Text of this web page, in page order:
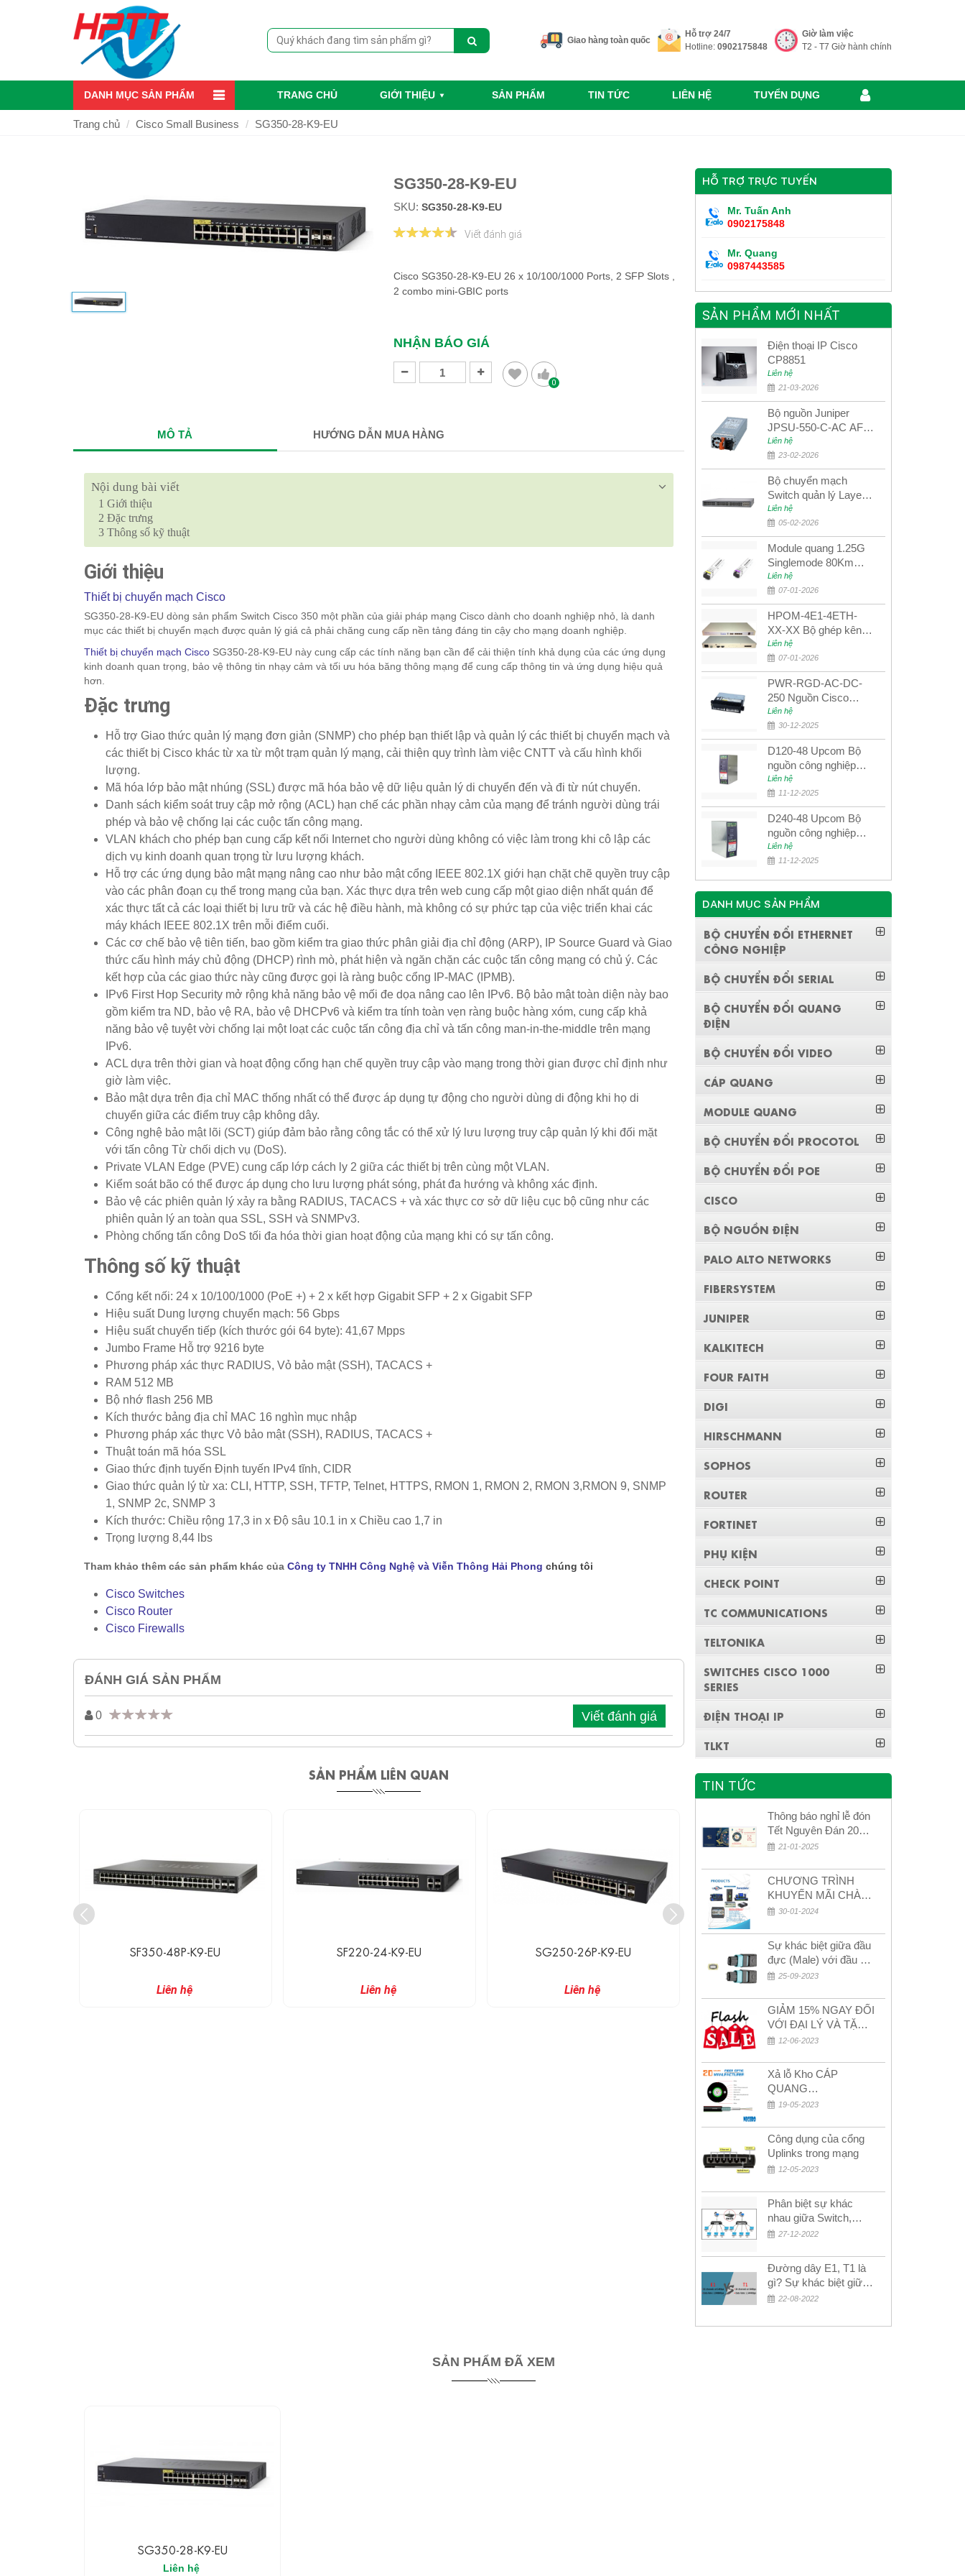
Giao hàng toàn quốc
Hỗ trợ 24/7
Hotline: 0902175848
Giờ làm việc
T2 - T7 Giờ hành chính
DANH MỤC SẢN PHẨM TRANG CHỦ GIỚI THIỆU SẢN PHẨM TIN TỨC LIÊN HỆ TUYỂN DỤNG
Trang chủ Cisco Small Business SG350-28-K9-EU
SG350-28-K9-EU
SKU: SG350-28-K9-EU
Viết đánh giá
Cisco SG350-28-K9-EU 26 x 10/100/1000 Ports, 2 SFP Slots ,
2 combo mini-GBIC ports
NHẬN BÁO GIÁ
0
MÔ TẢ HƯỚNG DẪN MUA HÀNG
Nội dung bài viết
1 Giới thiệu
2 Đặc trưng
3 Thông số kỹ thuật
Giới thiệu
Thiết bị chuyển mạch Cisco
SG350-28-K9-EU dòng sản phẩm Switch Cisco 350 một phần của giải pháp mạng Cisco dành cho doanh nghiệp nhỏ, là danh
mục các thiết bị chuyển mạch được quản lý giá cả phải chăng cung cấp nền tảng đáng tin cậy cho mạng doanh nghiệp.
Thiết bị chuyển mạch Cisco SG350-28-K9-EU này cung cấp các tính năng bạn cần để cải thiện tính khả dụng của các ứng dụng
kinh doanh quan trọng, bảo vệ thông tin nhạy cảm và tối ưu hóa băng thông mạng để cung cấp thông tin và ứng dụng hiệu quả
hơn.
Đặc trưng
Hỗ trợ Giao thức quản lý mạng đơn giản (SNMP) cho phép bạn thiết lập và quản lý các thiết bị chuyển mạch và
các thiết bị Cisco khác từ xa từ một trạm quản lý mạng, cải thiện quy trình làm việc CNTT và cấu hình khối
lượng.
Mã hóa lớp bảo mật nhúng (SSL) được mã hóa bảo vệ dữ liệu quản lý di chuyển đến và đi từ nút chuyển.
Danh sách kiểm soát truy cập mở rộng (ACL) hạn chế các phần nhạy cảm của mạng để tránh người dùng trái
phép và bảo vệ chống lại các cuộc tấn công mạng.
VLAN khách cho phép bạn cung cấp kết nối Internet cho người dùng không có việc làm trong khi cô lập các
dịch vụ kinh doanh quan trọng từ lưu lượng khách.
Hỗ trợ các ứng dụng bảo mật mạng nâng cao như bảo mật cổng IEEE 802.1X giới hạn chặt chẽ quyền truy cập
vào các phân đoạn cụ thể trong mạng của bạn. Xác thực dựa trên web cung cấp một giao diện nhất quán để
xác thực tất cả các loại thiết bị lưu trữ và các hệ điều hành, mà không có sự phức tạp của việc triển khai các
máy khách IEEE 802.1X trên mỗi điểm cuối.
Các cơ chế bảo vệ tiên tiến, bao gồm kiểm tra giao thức phân giải địa chỉ động (ARP), IP Source Guard và Giao
thức cấu hình máy chủ động (DHCP) rình mò, phát hiện và ngăn chặn các cuộc tấn công mạng có chủ ý. Các
kết hợp của các giao thức này cũng được gọi là ràng buộc cổng IP-MAC (IPMB).
IPv6 First Hop Security mở rộng khả năng bảo vệ mối đe dọa nâng cao lên IPv6. Bộ bảo mật toàn diện này bao
gồm kiểm tra ND, bảo vệ RA, bảo vệ DHCPv6 và kiểm tra tính toàn vẹn ràng buộc hàng xóm, cung cấp khả
năng bảo vệ tuyệt vời chống lại một loạt các cuộc tấn công địa chỉ và tấn công man-in-the-middle trên mạng
IPv6.
ACL dựa trên thời gian và hoạt động cổng hạn chế quyền truy cập vào mạng trong thời gian được chỉ định như
giờ làm việc.
Bảo mật dựa trên địa chỉ MAC thống nhất có thể được áp dụng tự động cho người dùng di động khi họ di
chuyển giữa các điểm truy cập không dây.
Công nghệ bảo mật lõi (SCT) giúp đảm bảo rằng công tắc có thể xử lý lưu lượng truy cập quản lý khi đối mặt
với tấn công Từ chối dịch vụ (DoS).
Private VLAN Edge (PVE) cung cấp lớp cách ly 2 giữa các thiết bị trên cùng một VLAN.
Kiểm soát bão có thể được áp dụng cho lưu lượng phát sóng, phát đa hướng và không xác định.
Bảo vệ các phiên quản lý xảy ra bằng RADIUS, TACACS + và xác thực cơ sở dữ liệu cục bộ cũng như các
phiên quản lý an toàn qua SSL, SSH và SNMPv3.
Phòng chống tấn công DoS tối đa hóa thời gian hoạt động của mạng khi có sự tấn công.
Thông số kỹ thuật
Cổng kết nối: 24 x 10/100/1000 (PoE +) + 2 x kết hợp Gigabit SFP + 2 x Gigabit SFP
Hiệu suất Dung lượng chuyển mạch: 56 Gbps
Hiệu suất chuyển tiếp (kích thước gói 64 byte): 41,67 Mpps
Jumbo Frame Hỗ trợ 9216 byte
Phương pháp xác thực RADIUS, Vỏ bảo mật (SSH), TACACS +
RAM 512 MB
Bộ nhớ flash 256 MB
Kích thước bảng địa chỉ MAC 16 nghìn mục nhập
Phương pháp xác thực Vỏ bảo mật (SSH), RADIUS, TACACS +
Thuật toán mã hóa SSL
Giao thức định tuyến Định tuyến IPv4 tĩnh, CIDR
Giao thức quản lý từ xa: CLI, HTTP, SSH, TFTP, Telnet, HTTPS, RMON 1, RMON 2, RMON 3,RMON 9, SNMP
1, SNMP 2c, SNMP 3
Kích thước: Chiều rộng 17,3 in x Độ sâu 10.1 in x Chiều cao 1,7 in
Trọng lượng 8,44 lbs
Tham khảo thêm các sản phẩm khác của Công ty TNHH Công Nghệ và Viễn Thông Hải Phong chúng tôi
Cisco Switches
Cisco Router
Cisco Firewalls
ĐÁNH GIÁ SẢN PHẨM
0 Viết đánh giá
SẢN PHẨM LIÊN QUAN
SF350-48P-K9-EU
Liên hệ
SF220-24-K9-EU
Liên hệ
SG250-26P-K9-EU
Liên hệ
SF350-48-K9-EU
HỖ TRỢ TRỰC TUYẾN
Mr. Tuấn Anh
0902175848
Mr. Quang
0987443585
SẢN PHẨM MỚI NHẤT
Điện thoại IP Cisco
CP8851
Liên hệ
21-03-2026
Bộ nguồn Juniper
JPSU-550-C-AC AFO
nguồn AC công suất
550W dùng cho dòng
switch Juniper
Networks EX4400
Liên hệ
23-02-2026
Bộ chuyển mạch
Switch quản lý Layer 3
Juniper QFX5100-48S
Liên hệ
05-02-2026
Module quang 1.25G
Singlemode 80Km
UPCOM MWS-12-45-
80AD/MWS-12-54-
80BD
Liên hệ
07-01-2026
HPOM-4E1-4ETH-
XX-XX Bộ ghép kênh
quang quản lý SDH
4E1+4ETH+RS232
Liên hệ
07-01-2026
PWR-RGD-AC-DC-
250 Nguồn Cisco
Industrial 250W
PoE/PoE+
Liên hệ
30-12-2025
D120-48 Upcom Bộ
nguồn công nghiệp
đầu ra đơn 120W
48VDC
Liên hệ
11-12-2025
D240-48 Upcom Bộ
nguồn công nghiệp
đầu ra đơn 240W
48VDC
Liên hệ
11-12-2025
DANH MỤC SẢN PHẨM
BỘ CHUYỂN ĐỔI ETHERNET
CÔNG NGHIỆP
BỘ CHUYỂN ĐỔI SERIAL
BỘ CHUYỂN ĐỔI QUANG
ĐIỆN
BỘ CHUYỂN ĐỔI VIDEO
CÁP QUANG
MODULE QUANG
BỘ CHUYỂN ĐỔI PROCOTOL
BỘ CHUYỂN ĐỔI POE
CISCO
BỘ NGUỒN ĐIỆN
PALO ALTO NETWORKS
FIBERSYSTEM
JUNIPER
KALKITECH
FOUR FAITH
DIGI
HIRSCHMANN
SOPHOS
ROUTER
FORTINET
PHỤ KIỆN
CHECK POINT
TC COMMUNICATIONS
TELTONIKA
SWITCHES CISCO 1000
SERIES
ĐIỆN THOẠI IP
TLKT
TIN TỨC
Thông báo nghỉ lễ đón
Tết Nguyên Đán 2026
– Xuân Bính Ngọ!
21-01-2025
CHƯƠNG TRÌNH
KHUYẾN MÃI CHÀO
MỪNG NĂM MỚI
30-01-2024
Sự khác biệt giữa đầu
đực (Male) với đầu cái
(Female) trong bộ đầu
25-09-2023
GIẢM 15% NGAY ĐỐI
VỚI ĐẠI LÝ VÀ TẶNG
QUÀ KHÁCH HÀNG
12-06-2023
Xả lỗ Kho CÁP
QUANG
MULTIMODE CÁP
MULTIMODE 4-8-12-
24Fo SỢI OM1-OM2-
OM3 Siêu Rẻ 5k
19-05-2023
Công dụng của cổng
Uplinks trong mạng
12-05-2023
Phân biệt sự khác
nhau giữa Switch,
Router và Hub
27-12-2022
Đường dây E1, T1 là
gì? Sự khác biệt giữa
E1 và T1
22-08-2022
SẢN PHẨM ĐÃ XEM
SG350-28-K9-EU
Liên hệ